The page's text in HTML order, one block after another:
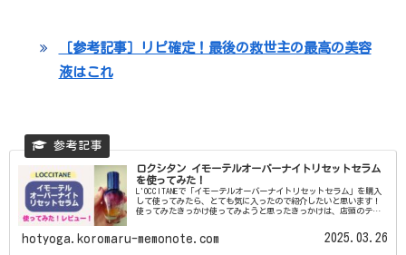
［参考記事］リピ確定！最後の救世主の最高の美容
液はこれ
ロクシタン イモーテルオーバーナイトリセットセラム
を使ってみた！
L'OCCITANEで「イモーテルオーバーナイトリセットセラム」を購入
して使ってみたら、とても気に入ったので紹介したいと思います！
使ってみたきっかけ使ってみようと思ったきっかけは、店頭のテス
hotyoga.koromaru-memonote.com 2025.03.26